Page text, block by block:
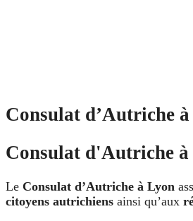
Consulat d’Autriche
Consulat d'Autriche
Le Consulat d’Autriche à Lyon
citoyens autrichiens ainsi qu’aux